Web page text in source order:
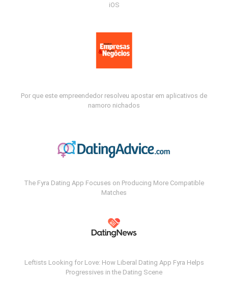
iOS
Por que este empreendedor resolveu apostar em aplicativos de
namoro nichados
The Fyra Dating App Focuses on Producing More Compatible
Matches
Leftists Looking for Love: How Liberal Dating App Fyra Helps
Progressives in the Dating Scene